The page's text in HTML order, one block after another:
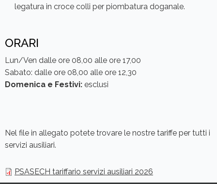
legatura in croce colli per piombatura doganale.
ORARI
Lun/Ven dalle ore 08,00 alle ore 17,00
Sabato: dalle ore 08,00 alle ore 12,30
Domenica e Festivi: esclusi
Nel file in allegato potete trovare le nostre tariffe per tutti i
servizi ausiliari.
PSASECH tariffario servizi ausiliari 2026